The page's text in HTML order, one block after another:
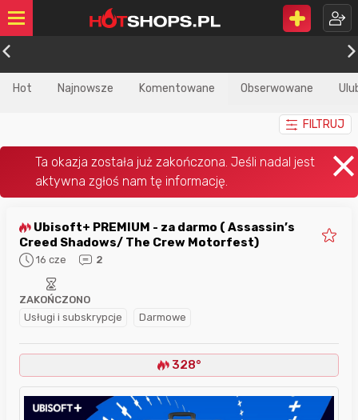
Hot Najnowsze Komentowane Obserwowane
FILTRUJ
Creed Shadows/ The Crew Motorfest)
16 cze 2
Usługi i subskrypcje Darmowe
ZAKOŃCZONO
328°